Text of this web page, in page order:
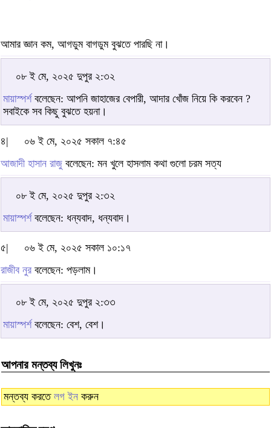
আমার জ্ঞান কম, আগডুম বাগডুম বুঝতে পারছি না।
০৮ ই মে, ২০২৫ দুপুর ২:৩২
মায়াস্পর্শবলেছেন: আপনি জাহাজের বেপারী, আদার খোঁজ নিয়ে কি করবেন ?
সবাইকে সব কিছু বুঝতে হয়না।
৪|
০৬ ই মে, ২০২৫ সকাল ৭:৪৫
আজাদী হাসান রাজু বলেছেন: মন খুলে হাসলাম কথা গুলো চরম সত্য
০৮ ই মে, ২০২৫ দুপুর ২:৩২
মায়াস্পর্শবলেছেন: ধন্যবাদ, ধন্যবাদ।
৫|
০৬ ই মে, ২০২৫ সকাল ১০:১৭
রাজীব নুর বলেছেন: পড়লাম।
০৮ ই মে, ২০২৫ দুপুর ২:৩৩
মায়াস্পর্শবলেছেন: বেশ, বেশ।
আপনার মন্তব্য লিখুনঃ
মন্তব্য করতে লগ ইন করুন